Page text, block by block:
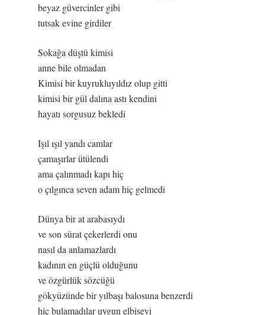
beyaz güvercinler gibi
tutsak evine girdiler
Sokağa düştü kimisi
anne bile olmadan
Kimisi bir kuyrukluyıldız olup gitti
kimisi bir gül dalına astı kendini
hayatı sorgusuz bekledi
Işıl ışıl yandı camlar
çamaşırlar ütülendi
ama çalınmadı kapı hiç
o çılgınca seven adam hiç gelmedi
Dünya bir at arabasıydı
ve son sürat çekerlerdi onu
nasıl da anlamazlardı
kadının en güçlü olduğunu
ve özgürlük sözcüğü
gökyüzünde bir yılbaşı balosuna benzerdi
hiç bulamadılar uygun elbiseyi